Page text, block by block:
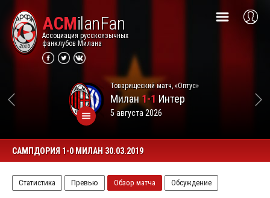
ACMilanFan
Ассоциация русскоязычных
фанклубов Милана
Товарищеский матч, «Оптус»
Милан1-1 Интер
5 августа 2026
САМПДОРИЯ 1-0 МИЛАН 30.03.2019
Статистика Превью Обзор матча Обсуждение